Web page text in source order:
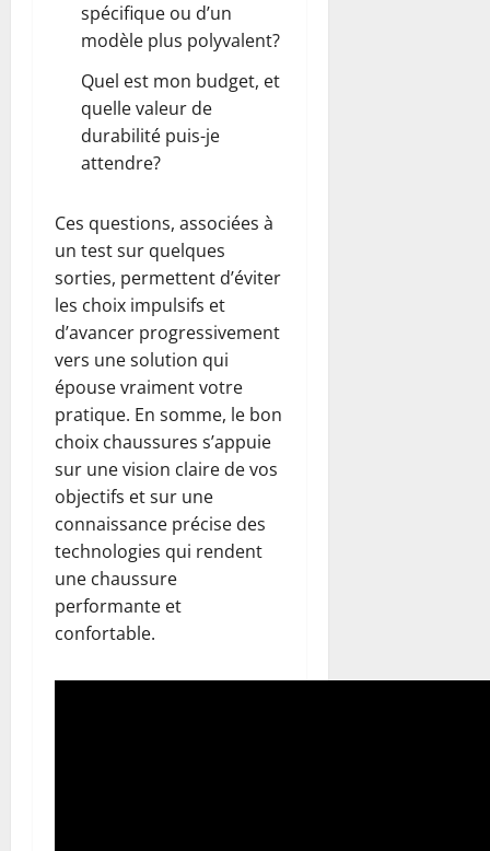
spécifique ou d’un
modèle plus polyvalent?
Quel est mon budget, et
quelle valeur de
durabilité puis-je
attendre?
Ces questions, associées à
un test sur quelques
sorties, permettent d’éviter
les choix impulsifs et
d’avancer progressivement
vers une solution qui
épouse vraiment votre
pratique. En somme, le bon
choix chaussures s’appuie
sur une vision claire de vos
objectifs et sur une
connaissance précise des
technologies qui rendent
une chaussure
performante et
confortable.